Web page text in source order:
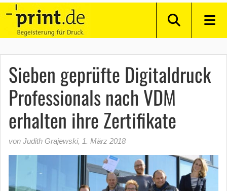
Sieben geprüfte Digitaldruck
Professionals nach VDM
erhalten ihre Zertifikate
von Judith Grajewski, 1. März 2018